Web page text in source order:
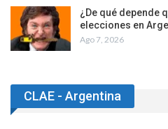
¿De qué depende
elecciones en
Ago 7, 2026
CLAE - Argentina